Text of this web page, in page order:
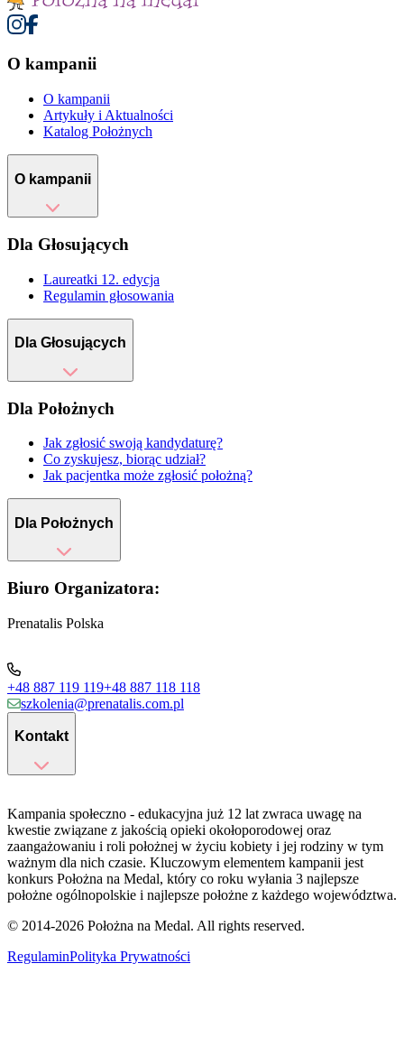
O kampanii
O kampanii
Artykuły i Aktualności
Katalog Położnych
O kampanii
Dla Głosujących
Laureatki 12. edycja
Regulamin głosowania
Dla Głosujących
Dla Położnych
Jak zgłosić swoją kandydaturę?
Co zyskujesz, biorąc udział?
Jak pacjentka może zgłosić położną?
Dla Położnych
Biuro Organizatora:
Prenatalis Polska
+48 887 119 119+48 887 118 118
szkolenia@prenatalis.com.pl
Kontakt
Kampania społeczno - edukacyjna już 12 lat zwraca uwagę na
kwestie związane z jakością opieki okołoporodowej oraz
zaangażowaniu i roli położnej w życiu kobiety i jej rodziny w tym
ważnym dla nich czasie. Kluczowym elementem kampanii jest
konkurs Położna na Medal, który co roku wyłania 3 najlepsze
położne ogólnopolskie i najlepsze położne z każdego województwa.
© 2014-2026 Położna na Medal. All rights reserved.
RegulaminPolityka Prywatności